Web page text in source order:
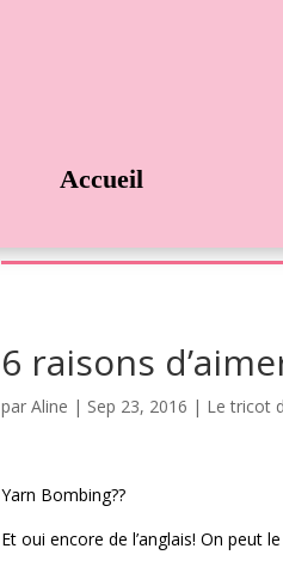
Accueil
6 raisons
parAline | Sep 23, 2016 | Le tricot
Yarn Bombing??
Et oui encore de l’anglais! On peut